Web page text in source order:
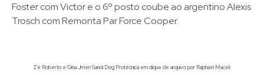
Foster com Victor e o 6º posto coube ao argentino Alexis
Trosch com Remonta Par Force Cooper.
Zé Roberto e Gina Jmen Sanol Dog Protécnica em clique de arquivo por Raphael Macek